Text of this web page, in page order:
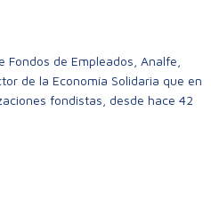
Fondos de Empleados, Analfe,
de la Economía Solidaria que en
fondistas, desde hace 42